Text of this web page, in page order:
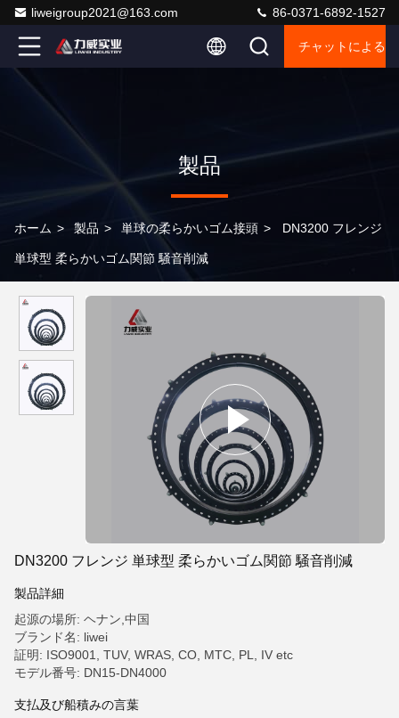
liweigroup2021@163.com 86-0371-6892-1527
チャットによる
製品
ホーム > 製品 > 単球の柔らかいゴム接頭 > DN3200 フレンジ
単球型 柔らかいゴム関節 騒音削減
DN3200 フレンジ 単球型 柔らかいゴム関節 騒音削減
製品詳細
起源の場所: ヘナン,中国
ブランド名: liwei
証明: ISO9001, TUV, WRAS, CO, MTC, PL, IV etc
モデル番号: DN15-DN4000
支払及び船積みの言葉